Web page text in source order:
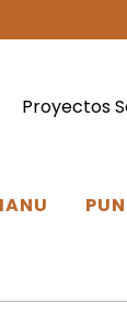
Proyectos